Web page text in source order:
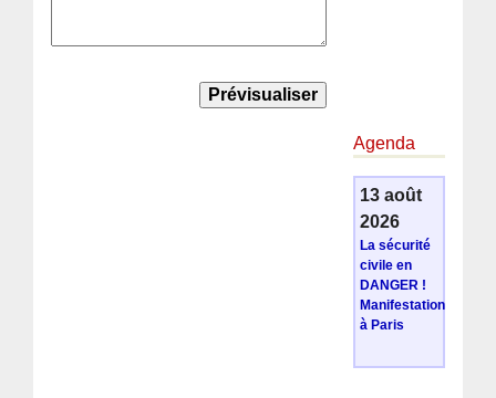
Agenda
13 août
2026
La sécurité
civile en
DANGER !
Manifestation
à Paris